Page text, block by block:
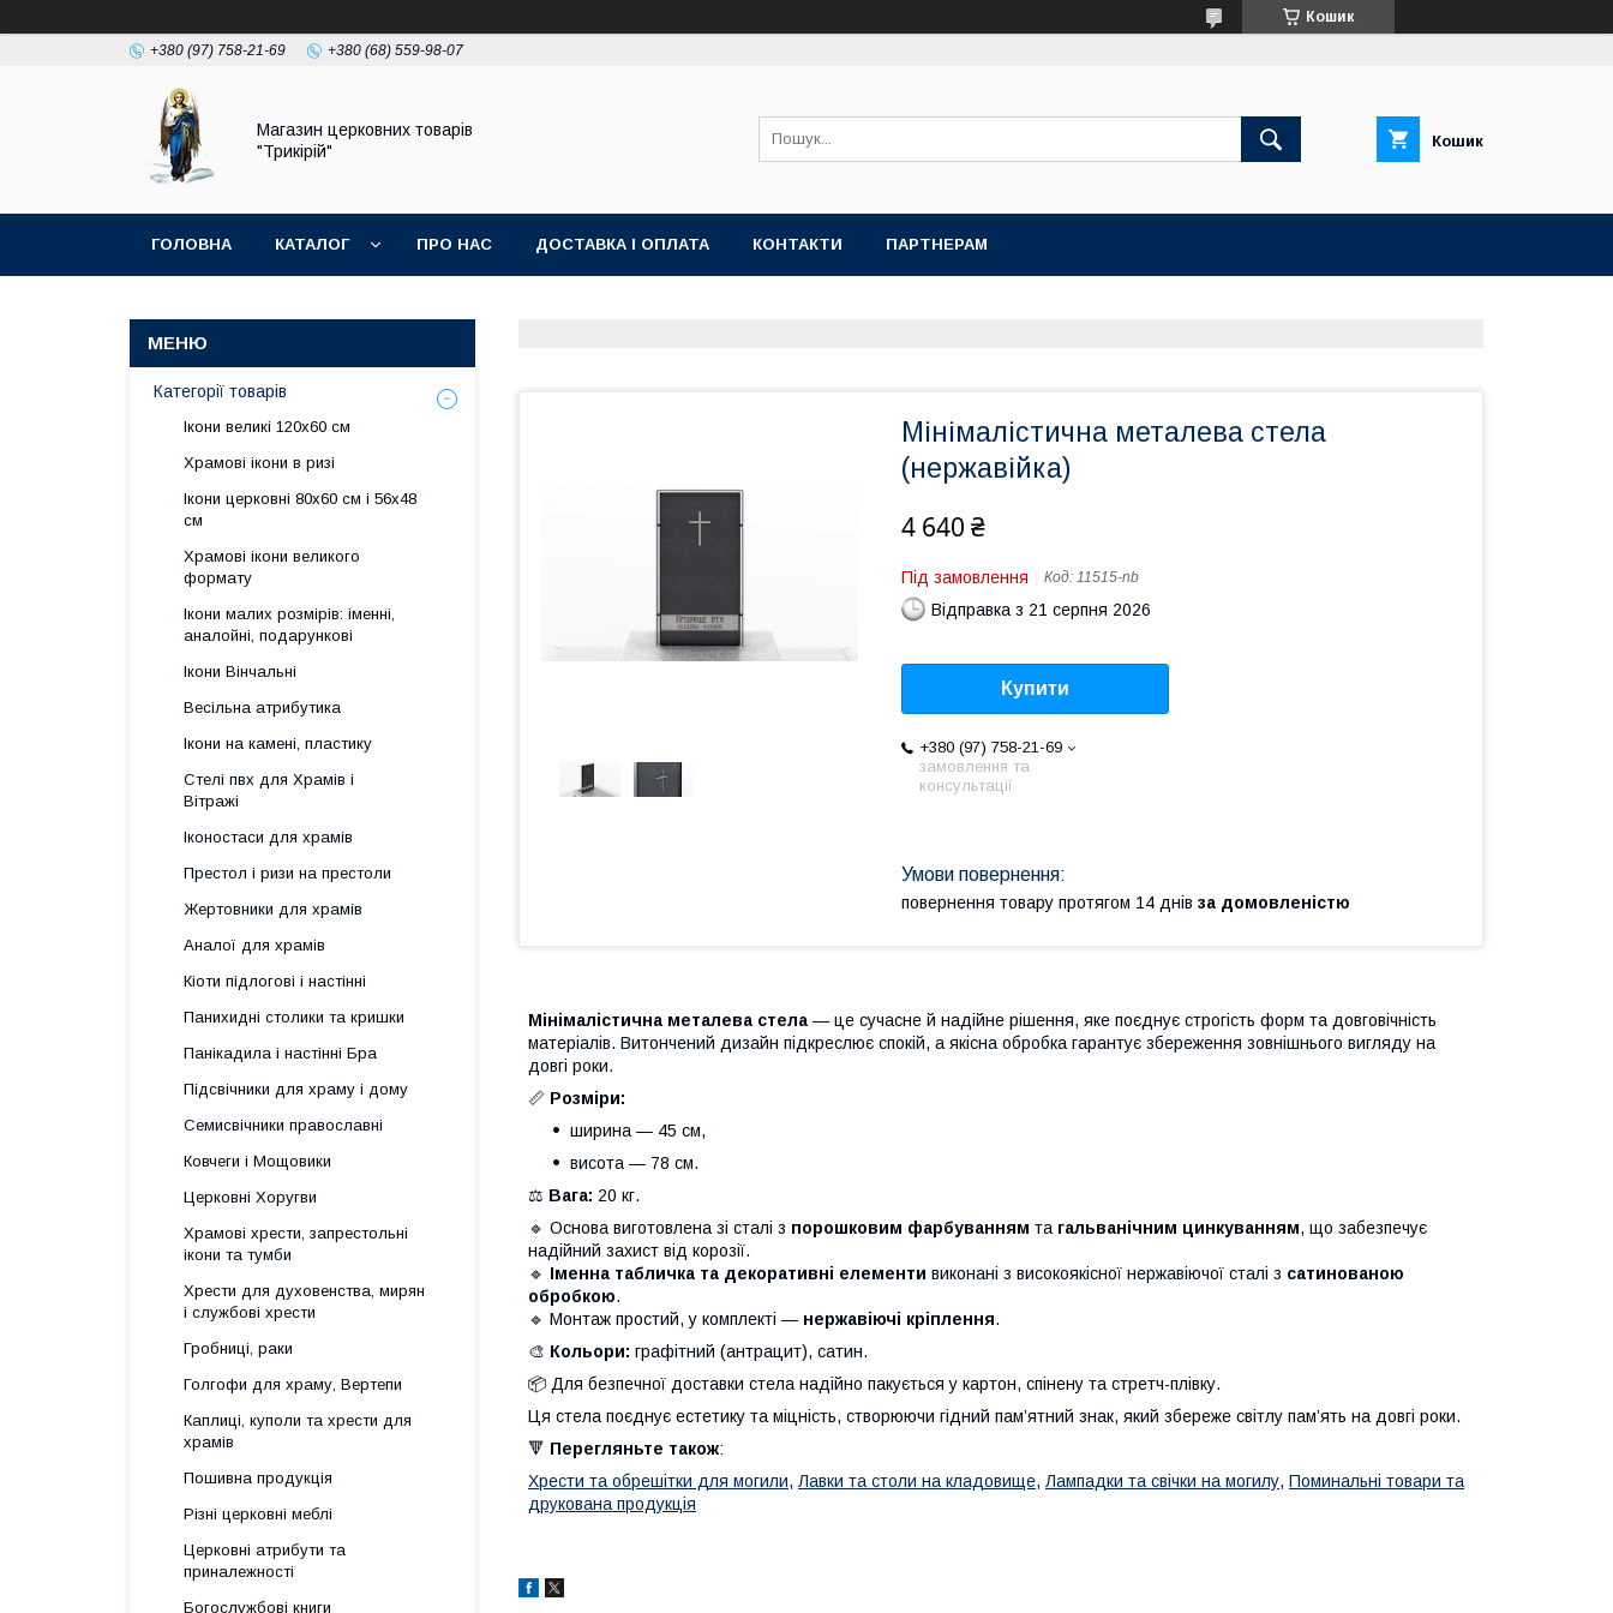
Кошик
+380 (97) 758-21-69 +380 (68) 559-98-07
Магазин церковних товарів
"Трикірій"
Кошик
ГОЛОВНА КАТАЛОГ ПРО НАС ДОСТАВКА І ОПЛАТА КОНТАКТИ ПАРТНЕРАМ
Мінімалістична металева стела
(нержавійка)
4 640 ₴
Під замовлення Код: 11515-nb
Відправка з 21 серпня 2026
Купити
+380 (97) 758-21-69
замовлення та
консультації
повернення товару протягом 14 днів за домовленістю
Мінімалістична металева стела — це сучасне й надійне рішення, яке поєднує строгість форм та довговічність
матеріалів. Витончений дизайн підкреслює спокій, а якісна обробка гарантує збереження зовнішнього вигляду на
довгі роки.
📏 Розміри:
ширина — 45 см,
висота — 78 см.
⚖️ Вага: 20 кг.
🔹 Основа виготовлена зі сталі з порошковим фарбуванням та гальванічним цинкуванням, що забезпечує
надійний захист від корозії.
🔹 Іменна табличка та декоративні елементи виконані з високоякісної нержавіючої сталі з сатинованою
обробкою.
🔹 Монтаж простий, у комплекті — нержавіючі кріплення.
🎨 Кольори: графітний (антрацит), сатин.
📦 Для безпечної доставки стела надійно пакується у картон, спінену та стретч-плівку.
Ця стела поєднує естетику та міцність, створюючи гідний пам’ятний знак, який збереже світлу пам’ять на довгі роки.
🔻 Перегляньте також:
Хрести та обрешітки для могили, Лавки та столи на кладовище, Лампадки та свічки на могилу, Поминальні товари та
друкована продукція
Категорії товарів
Ікони великі 120х60 см
Храмові ікони в ризі
Ікони церковні 80х60 см і 56х48
см
Храмові ікони великого
формату
Ікони малих розмірів: іменні,
аналойні, подарункові
Ікони Вінчальні
Весільна атрибутика
Ікони на камені, пластику
Стелі пвх для Храмів і
Вітражі
Іконостаси для храмів
Престол і ризи на престоли
Жертовники для храмів
Аналої для храмів
Кіоти підлогові і настінні
Панихидні столики та кришки
Панікадила і настінні Бра
Підсвічники для храму і дому
Семисвічники православні
Ковчеги і Мощовики
Церковні Хоругви
Храмові хрести, запрестольні
ікони та тумби
Хрести для духовенства, мирян
і службові хрести
Гробниці, раки
Голгофи для храму, Вертепи
Каплиці, куполи та хрести для
храмів
Пошивна продукція
Різні церковні меблі
Церковні атрибути та
приналежності
Богослужбові книги